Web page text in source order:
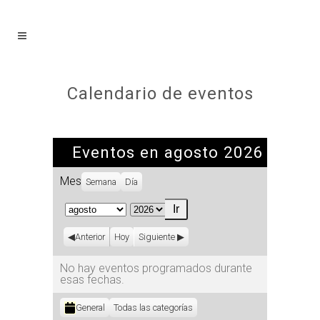
Calendario de eventos
Eventos en agosto 2026
Mes Semana Día
Mes
Año
Anterior Hoy Siguiente
No hay eventos programados durante
esas fechas.
Categorías
General Todas las categorías